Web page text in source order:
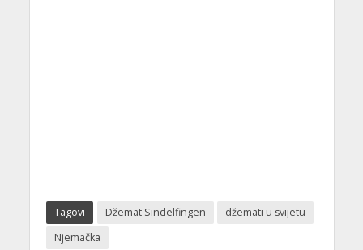
Tagovi Džemat Sindelfingen
džemati u svijetu
Njemačka